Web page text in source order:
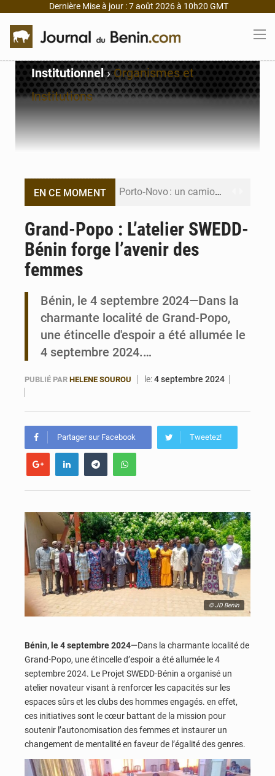
Dernière Mise à jour : 7 août 2026 à 10h20 GMT
Institutionnel›Organismes et
Institutions
EN CE MOMENT Porto‑Novo : un camion de produits pétroliers embrase Avakpa
Bénin : Le CEG La Verdure de Ouèdo fait sa mue pour la rentrée
Grand-Popo : L’atelier SWEDD-
Bénin forge l’avenir des
femmes
Bénin, le 4 septembre 2024—Dans la
charmante localité de Grand-Popo,
une étincelle d'espoir a été allumée le
4 septembre 2024.…
PUBLIÉ PAR HELENE SOUROU le:4 septembre 2024
Partager sur Facebook Tweetez!
© JD Benin
Bénin, le 4 septembre 2024—Dans la charmante localité de
Grand-Popo, une étincelle d’espoir a été allumée le 4
septembre 2024. Le Projet SWEDD-Bénin a organisé un
atelier novateur visant à renforcer les capacités sur les
espaces sûrs et les clubs des hommes engagés. en effet,
ces initiatives sont le cœur battant de la mission pour
soutenir l’autonomisation des femmes et instaurer un
changement de mentalité en faveur de l’égalité des genres.